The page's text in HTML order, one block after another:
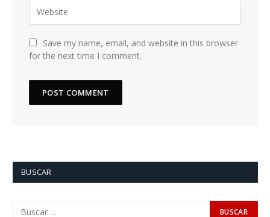
Save my name, email, and website in this browser
for the next time I comment.
BUSCAR